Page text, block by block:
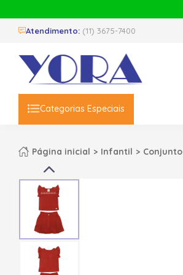
Atendimento: (11) 3675-7400
Categorias Especiais
Página inicial Infantil Conjunto